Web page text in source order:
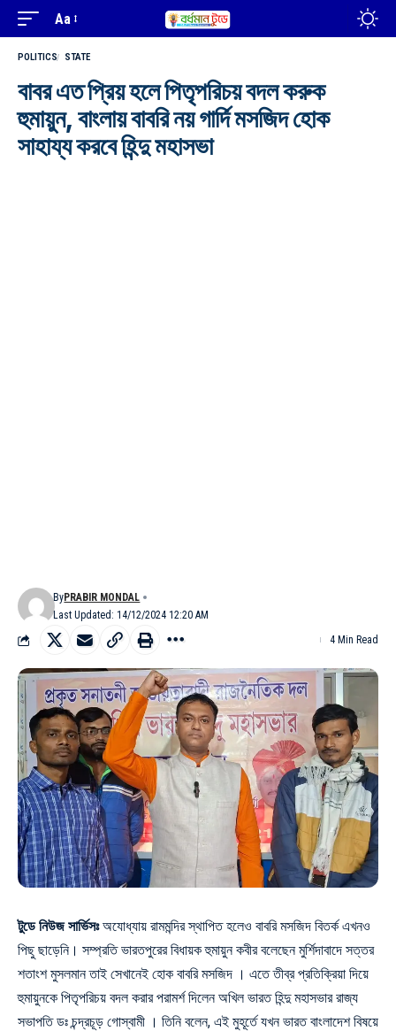
Aa
POLITICS STATE
বাবর এত প্রিয় হলে পিতৃপরিচয় বদল করুক
হুমায়ুন, বাংলায় বাবরি নয় গার্দি মসজিদ হোক
সাহায্য করবে হিন্দু মহাসভা
Last Updated: 14/12/2024 12:20 AM
ByPRABIR MONDAL
4 Min Read
টুডে নিউজ সার্ভিসঃঅযোধ্যায় রামমন্দির স্থাপিত হলেও বাবরি মসজিদ বিতর্ক এখনও
পিছু ছাড়েনি। সম্প্রতি ভারতপুরের বিধায়ক হুমায়ুন কবীর বলেছেন মুর্শিদাবাদে সত্তর
শতাংশ মুসলমান তাই সেখানেই হোক বাবরি মসজিদ । এতে তীব্র প্রতিক্রিয়া দিয়ে
হুমায়ুনকে পিতৃপরিচয় বদল করার পরামর্শ দিলেন অখিল ভারত হিন্দু মহাসভার রাজ্য
সভাপতি ডঃ চন্দ্রচূড় গোস্বামী । তিনি বলেন, এই মুহূর্তে যখন ভারত বাংলাদেশ বিষয়ে